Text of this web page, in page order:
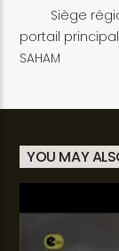
Siège
portail
SAHAM
YOU MAY